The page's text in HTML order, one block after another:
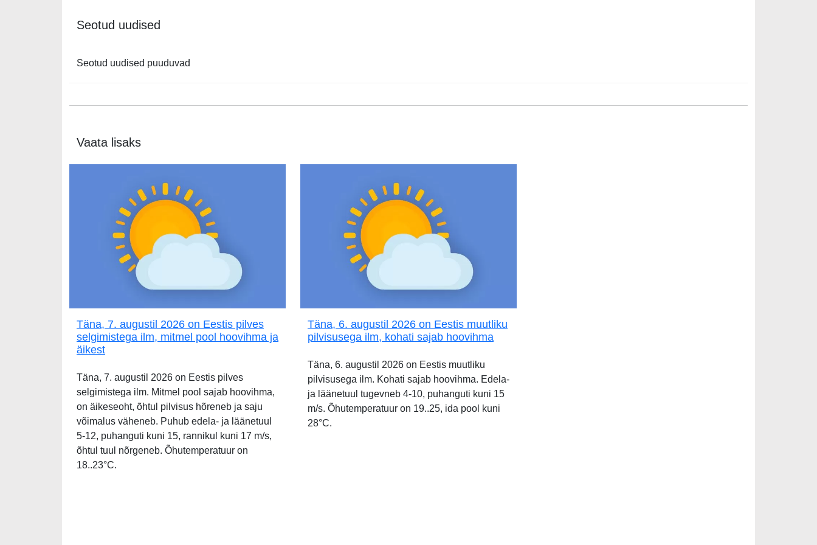
Seotud uudised
Seotud uudised puuduvad
Vaata lisaks
Täna, 7. augustil 2026 on Eestis pilves
selgimistega ilm, mitmel pool hoovihma ja
äikest
Täna, 7. augustil 2026 on Eestis pilves
selgimistega ilm. Mitmel pool sajab hoovihma,
on äikeseoht, õhtul pilvisus hõreneb ja saju
võimalus väheneb. Puhub edela- ja läänetuul
5-12, puhanguti kuni 15, rannikul kuni 17 m/s,
õhtul tuul nõrgeneb. Õhutemperatuur on
18..23°C.
Täna, 6. augustil 2026 on Eestis muutliku
pilvisusega ilm, kohati sajab hoovihma
Täna, 6. augustil 2026 on Eestis muutliku
pilvisusega ilm. Kohati sajab hoovihma. Edela-
ja läänetuul tugevneb 4-10, puhanguti kuni 15
m/s. Õhutemperatuur on 19..25, ida pool kuni
28°C.